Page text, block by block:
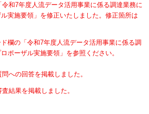
和7年度人流データ活用事業に係る調達業務に
実施要領」を修正いたしました。修正箇所は
欄の「令和7年度人流データ活用事業に係る調
ポーザル実施要領」を参照ください。
への回答を掲載しました。
結果を掲載しました。